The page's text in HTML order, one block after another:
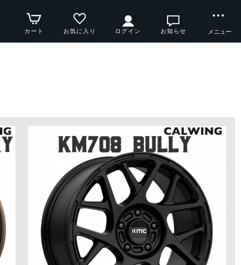
カート お気に入り ログイン お知らせ メニュー